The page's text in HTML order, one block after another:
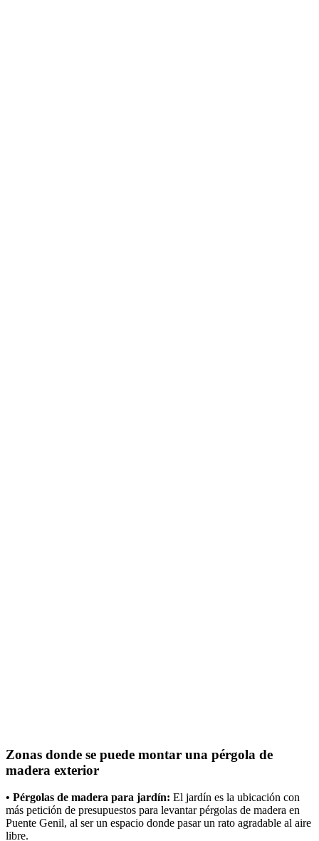
Zonas donde se puede montar una pérgola de
madera exterior
• Pérgolas de madera para jardín: El jardín es la ubicación con
más petición de presupuestos para levantar pérgolas de madera en
Puente Genil, al ser un espacio donde pasar un rato agradable al aire
libre.